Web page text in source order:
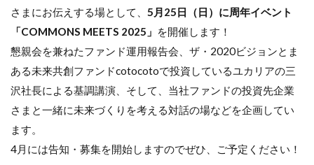
さまにお伝えする場として、 5月25日（日）に周年イベント
「COMMONS MEETS 2025」 を開催します！
懇親会を兼ねたファンド運用報告会、ザ・2020ビジョンとま
ある未来共創ファンドcotocotoで投資しているユカリアの三
沢社長による基調講演、そして、当社ファンドの投資先企業
さまと一緒に未来づくりを考える対話の場などを企画してい
ます。
4月には告知・募集を開始しますのでぜひ、ご予定ください！